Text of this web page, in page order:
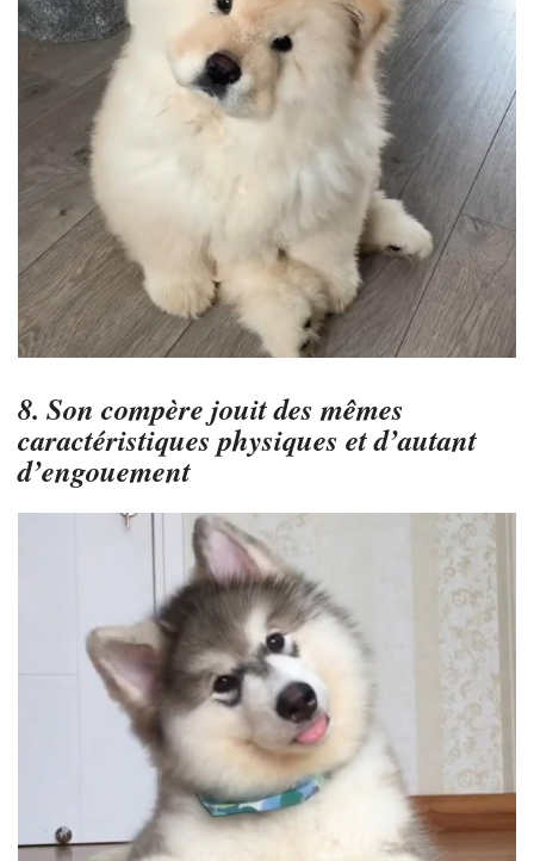
8. Son compère jouit des mêmes
caractéristiques physiques et d’autant
d’engouement